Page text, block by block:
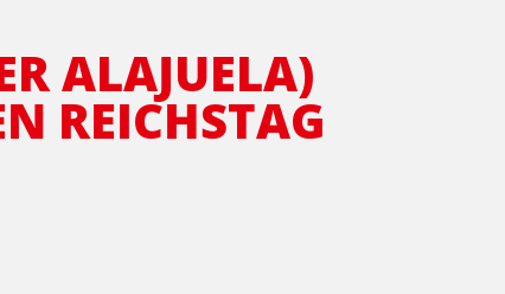
ALAJUELA)
REICHSTAG